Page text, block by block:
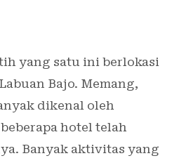
yang satu ini berlokasi
Bajo. Memang,
dikenal oleh
hotel telah
Banyak aktivitas yang